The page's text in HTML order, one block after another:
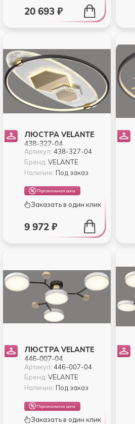
20 693 ₽
ЛЮСТРА VELANTE
438-327-04
Артикул: 438-327-04
Бренд: VELANTE
Наличие: Под заказ
Персональная цена
Заказать в один клик
9 972 ₽
ЛЮСТРА VELANTE
446-007-04
Артикул: 446-007-04
Бренд: VELANTE
Наличие: Под заказ
Персональная цена
Заказать в один клик